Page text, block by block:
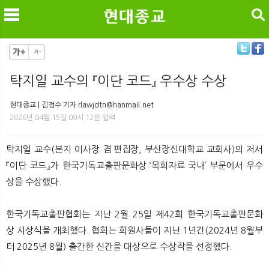
검색
탁지일 교수의 『이단 코드』 우수상 수상
현대종교 | 김정수 기자 rlawjdtn@hanmail.net
2026년 04월 15일 09시 12분 입력
탁지일 교수(본지 이사장 겸 편집장, 부산장신대학교 교회사)의 저서
『이단 코드』가 한국기독교출판문화상 ‘목회자료 국내’ 부문에서 우수
상을 수상했다.
한국기독교출판협회는 지난 2월 25일 제42회 한국기독교출판문화
상 시상식을 개최했다. 협회는 회원사들이 지난 1년간(2024년 8월부
터 2025년 8월) 출간한 신간을 대상으로 수상작을 선정했다.